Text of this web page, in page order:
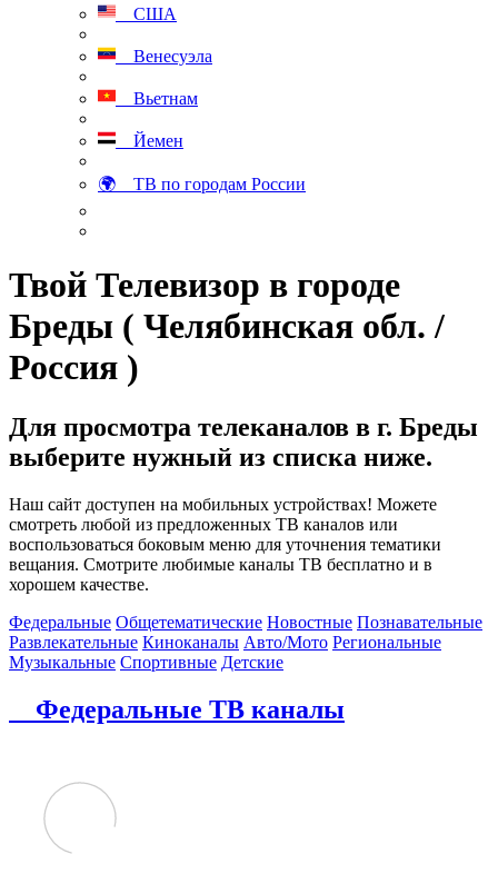
США
Венесуэла
Вьетнам
Йемен
🌍 ТВ по городам России
Твой Телевизор в городе
Бреды ( Челябинская обл. /
Россия )
Для просмотра телеканалов в г. Бреды
выберите нужный из списка ниже.
Наш сайт доступен на мобильных устройствах! Можете
смотреть любой из предложенных ТВ каналов или
воспользоваться боковым меню для уточнения тематики
вещания. Смотрите любимые каналы ТВ бесплатно и в
хорошем качестве.
Федеральные Общетематические Новостные Познавательные
Развлекательные Киноканалы Авто/Мото Региональные
Музыкальные Спортивные Детские
Федеральные ТВ каналы